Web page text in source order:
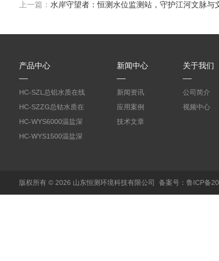
上一篇： 水岸守望者：恒测水位监测站，守护江河文脉与
产品中心
HC-SZL总铝水质在线
分析仪
HC-SZZG总钴水质在
线分析仪
HC-WYS6000温盐深
分析仪
HC-WYS1500温盐深
新闻中心
新闻资讯
应用案例
技术文章
关于我们
公司简介
视频中心
版权所有 © 2026 山东恒测环境科技有限公司 备案号：鲁ICP备